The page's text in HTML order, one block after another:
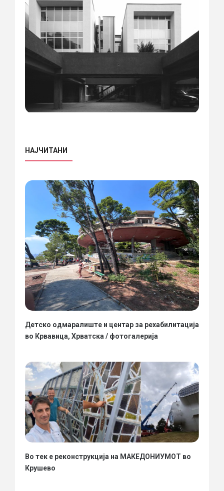
НАЈЧИТАНИ
Детско одмаралиште и центар за рехабилитација
во Крвавица, Хрватска / фотогалерија
Во тек е реконструкција на МАКЕДОНИУМОТ во
Крушево